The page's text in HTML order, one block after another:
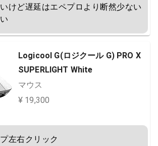
けど遅延はエペプロより断然少ない
Logicool G(ロジクール G) PRO X
SUPERLIGHT White
マウス
¥ 19,300
左右クリック